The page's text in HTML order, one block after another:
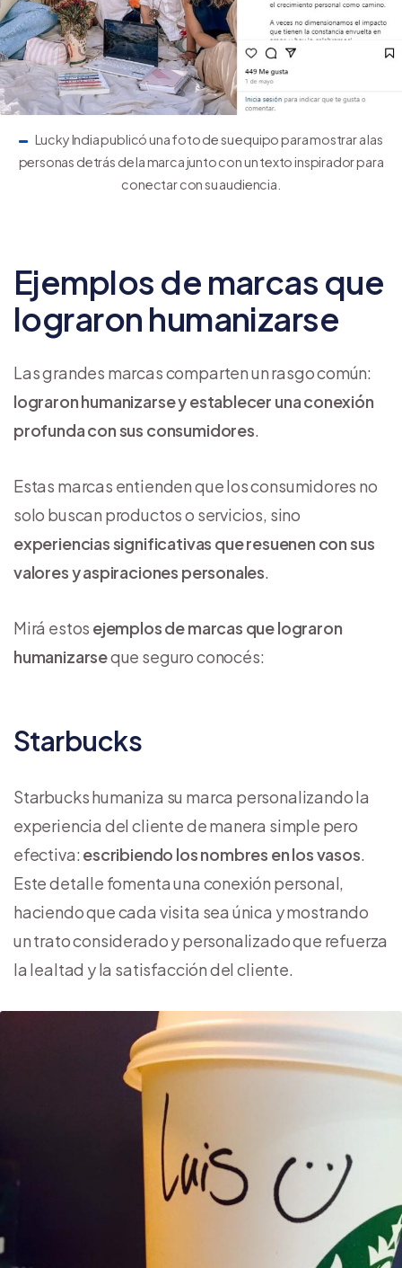
Lucky India publicó una foto de su equipo para mostrar a las
personas detrás de la marca junto con un texto inspirador para
conectar con su audiencia.
Ejemplos de marcas que
lograron humanizarse
Las grandes marcas comparten un rasgo común:
lograron humanizarse y establecer una conexión
profunda con sus consumidores.
Estas marcas entienden que los consumidores no
solo buscan productos o servicios, sino
experiencias significativas que resuenen con sus
valores y aspiraciones personales.
Mirá estos ejemplos de marcas que lograron
humanizarseque seguro conocés:
Starbucks
Starbucks humaniza su marca personalizando la
experiencia del cliente de manera simple pero
efectiva: escribiendo los nombres en los vasos.
Este detalle fomenta una conexión personal,
haciendo que cada visita sea única y mostrando
un trato considerado y personalizado que refuerza
la lealtad y la satisfacción del cliente.